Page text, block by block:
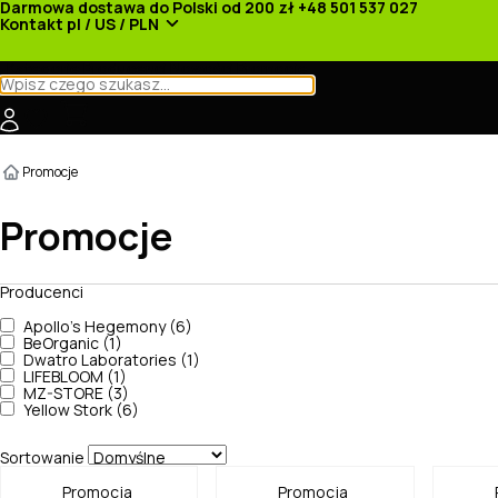
Darmowa dostawa do Polski od 200 zł +48 501 537 027
Kontakt pl / US / PLN
Promocje
Promocje
Producenci
Apollo's Hegemony (6)
BeOrganic (1)
Dwatro Laboratories (1)
LIFEBLOOM (1)
MZ-STORE (3)
Yellow Stork (6)
Sortowanie
Promocja Promocja